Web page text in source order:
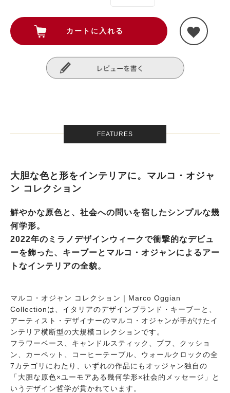
FEATURES
大胆な色と形をインテリアに。マルコ・オジャ
ン コレクション
鮮やかな原色と、社会への問いを宿したシンプルな幾
何学形。
2022年のミラノデザインウィークで衝撃的なデビュ
ーを飾った、キーブーとマルコ・オジャンによるアー
トなインテリアの全貌。
マルコ・オジャン コレクション｜Marco Oggian
Collectionは、イタリアのデザインブランド・キーブーと、
アーティスト・デザイナーのマルコ・オジャンが手がけたイ
ンテリア横断型の大規模コレクションです。
フラワーベース、キャンドルスティック、プフ、クッショ
ン、カーペット、コーヒーテーブル、ウォールクロックの全
7カテゴリにわたり、いずれの作品にもオッジャン独自の
「大胆な原色×ユーモアある幾何学形×社会的メッセージ」と
いうデザイン哲学が貫かれています。